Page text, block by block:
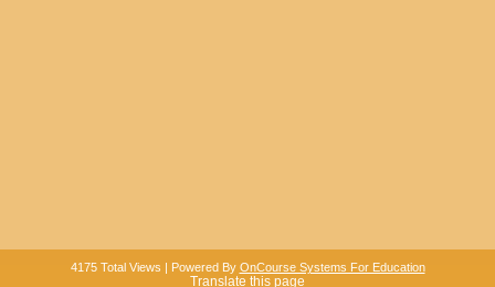
4175 Total Views | Powered By OnCourse Systems For Education
Translate this page